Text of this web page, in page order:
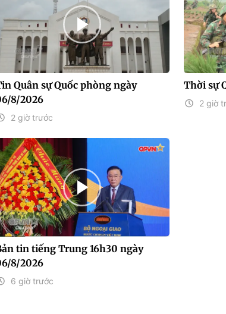
Quân sự Quốc phòng ngày
8/2026
2 giờ trước
Thời sự
2 giờ
tin tiếng Trung 16h30 ngày
8/2026
6 giờ trước